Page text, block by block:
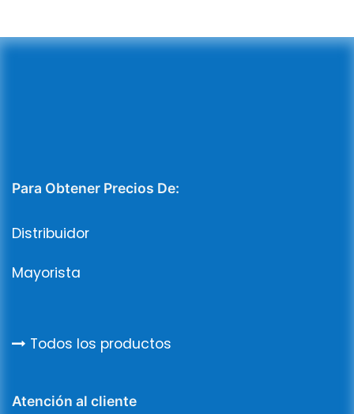
Para Obtener Precios De:
Distribuidor
Mayorista
Todos los productos
Atención al cliente